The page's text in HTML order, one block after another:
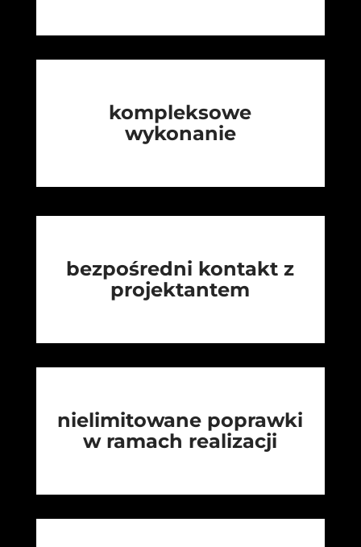
kompleksowe
wykonanie
bezpośredni kontakt z
projektantem
nielimitowane poprawki
w ramach realizacji